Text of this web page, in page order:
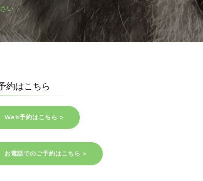
い
約はこちら
Web予約はこちら >
お電話でのご予約はこちら >